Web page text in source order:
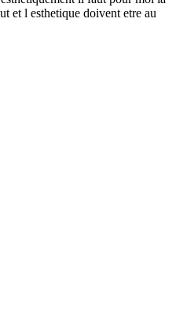
et l esthetique doivent etre au